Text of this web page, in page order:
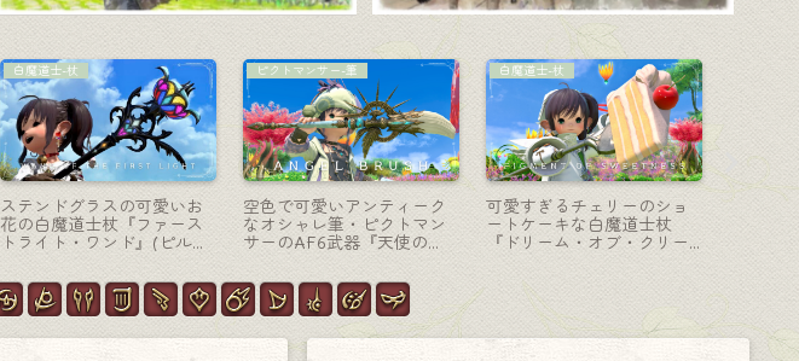
チョコボ装備
クリスマスの可愛いサンタ
衣装なチョコボ装甲『セイ
ント・バード』
侍-刀
原始の骨角器のようなちょ
っと可愛い刀・侍武器『リ
バーズブレス・ブレード』
侍-刀
剣術練習用？おみやげ？侍
の武器『木刀』(ゴールドソ
ーサー景品)
まるで
の狭間